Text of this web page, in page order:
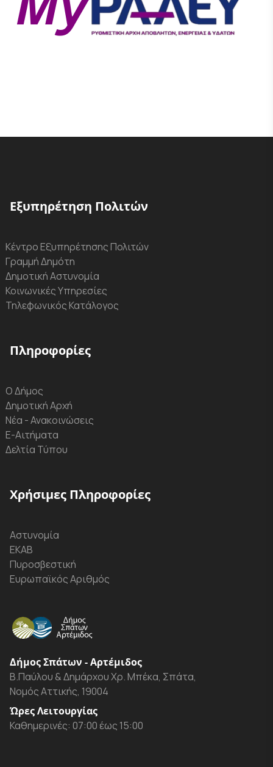
Εξυπηρέτηση Πολιτών
Κέντρο Εξυπηρέτησης Πολιτών
Γραμμή Δημότη
Δημοτική Αστυνομία
Κοινωνικές Υπηρεσίες
Τηλεφωνικός Κατάλογος
Πληροφορίες
Ο Δήμος
Δημοτική Αρχή
Νέα - Ανακοινώσεις
Ε-Αιτήματα
Δελτία Τύπου
Χρήσιμες Πληροφορίες
Αστυνομία
ΕΚΑΒ
Πυροσβεστική
Ευρωπαϊκός Αριθμός
Δήμος Σπάτων - Αρτέμιδος
Β.Παύλου & Δημάρχου Χρ. Μπέκα, Σπάτα,
Νομός Αττικής, 19004
Ώρες Λειτουργίας
Καθημερινές: 07:00 έως 15:00